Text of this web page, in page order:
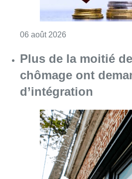
06 août 2026
Plus de la moitié
chômage ont
d’intégration